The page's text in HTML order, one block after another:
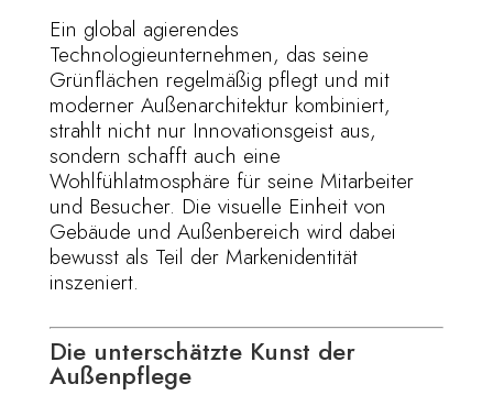
Ein global agierendes
Technologieunternehmen, das seine
Grünflächen regelmäßig pflegt und mit
moderner Außenarchitektur kombiniert,
strahlt nicht nur Innovationsgeist aus,
sondern schafft auch eine
Wohlfühlatmosphäre für seine Mitarbeiter
und Besucher. Die visuelle Einheit von
Gebäude und Außenbereich wird dabei
bewusst als Teil der Markenidentität
inszeniert.
Die unterschätzte Kunst der
Außenpflege